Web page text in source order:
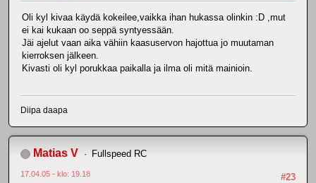
Oli kyl kivaa käydä kokeilee,vaikka ihan hukassa olinkin :D ,mut
ei kai kukaan oo seppä syntyessään.
Jäi ajelut vaan aika vähiin kaasuservon hajottua jo muutaman
kierroksen jälkeen.
Kivasti oli kyl porukkaa paikalla ja ilma oli mitä mainioin.
Diipa daapa
Matias V Fullspeed RC
#23
17.04.05 - klo: 19.18